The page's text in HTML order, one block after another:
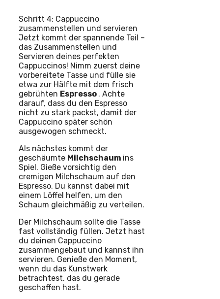
Schritt 4: Cappuccino
zusammenstellen und servieren
Jetzt kommt der spannende Teil –
das Zusammenstellen und
Servieren deines perfekten
Cappuccinos! Nimm zuerst deine
vorbereitete Tasse und fülle sie
etwa zur Hälfte mit dem frisch
gebrühten Espresso . Achte
darauf, dass du den Espresso
nicht zu stark packst, damit der
Cappuccino später schön
ausgewogen schmeckt.
Als nächstes kommt der
geschäumte Milchschaum ins
Spiel. Gieße vorsichtig den
cremigen Milchschaum auf den
Espresso. Du kannst dabei mit
einem Löffel helfen, um den
Schaum gleichmäßig zu verteilen.
Der Milchschaum sollte die Tasse
fast vollständig füllen. Jetzt hast
du deinen Cappuccino
zusammengebaut und kannst ihn
servieren. Genieße den Moment,
wenn du das Kunstwerk
betrachtest, das du gerade
geschaffen hast.